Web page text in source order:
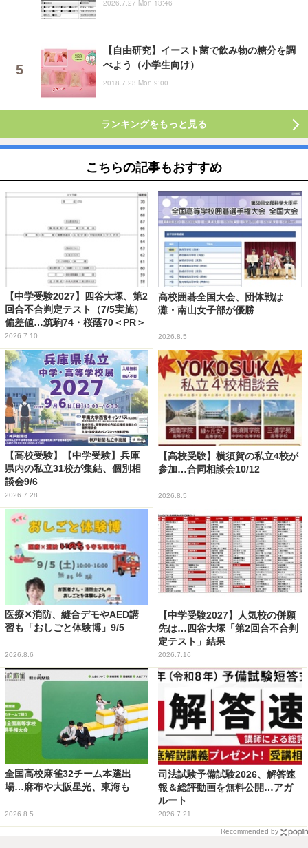
2026.7.27 Mon 13:46
【自由研究】イースト菌で飲み物の糖分を調
べよう（小学生向け）
2018.7.23 Mon 9:00
ランキングをもっと見る
こちらの記事もおすすめ
【中学受験2027】四谷大塚、第2
回合不合判定テスト（7/5実施）
偏差値…筑駒74・桜蔭70＜PR＞
2026.7.10
高校囲碁全国大会、団体戦は
灘・南山女子部が優勝
2026.8.5
【高校受験】【中学受験】兵庫
県内の私立31校が集結、個別相
談会9/6
2026.7.28
【高校受験】横須賀の私立4校が
参加…合同相談会10/12
2026.8.5
医療✕消防、縫合デモやAED講
習も「おしごと体験博」9/5
2026.8.6
【中学受験2027】人気校の併願
先は…四谷大塚「第2回合不合判
定テスト」結果
2026.7.16
全国高校麻雀32チーム本選出
場…麻布や大阪星光、東海も
2026.8.5
司法試験予備試験2026、解答速
報＆総評動画を無料公開…アガ
ルート
2026.7.21
Recommended by